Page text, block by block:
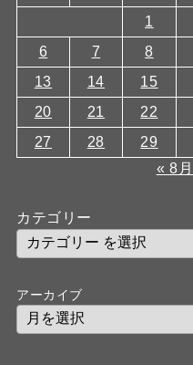
1
6
7 8
13
14 15
20
21 22
27
28 29
« 8月
カテゴリー
アーカイブ